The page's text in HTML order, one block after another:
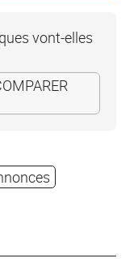
vont-elles